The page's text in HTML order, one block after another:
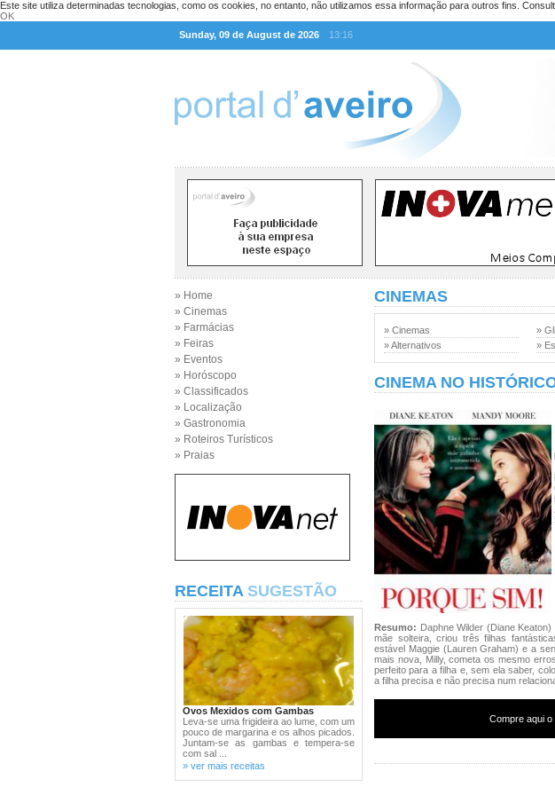
Este site utiliza determinadas tecnologias, como os cookies, no entanto, não utilizamos essa informação para outros fins.
OK
Sunday, 09 de August de 2026
13:16
» Home
» Cinemas
» Farmácias
» Feiras
» Eventos
» Horóscopo
» Classificados
» Localização
» Gastronomia
» Roteiros Turísticos
» Praias
RECEITA SUGESTÃO
Ovos Mexidos com Gambas
Leva-se uma frigideira ao lume, com um
pouco de margarina e os alhos picados.
Juntam-se as gambas e tempera-se
com sal ...
» ver mais receitas
CINEMAS
» Cinemas
» Alternativos
»
»
CINEMA NO
Resumo: Daphne Wilder (Diane
mãe solteira, criou três filhas
estável Maggie (Lauren Graham) e a
mais nova, Milly, cometa os mesmo
perfeito para a filha e, sem ela saber,
a filha precisa e não precisa num
Compre aqui o